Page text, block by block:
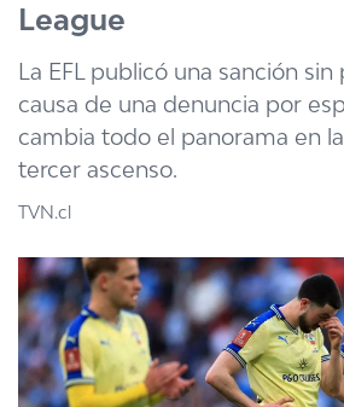
TVN VERTICAL
TVN PLAY
PROGRAMAS
NTV
ACTUALIDAD Y TENDENCIAS
CORPORATIVO Y
League
La EFL publicó una sanción
causa de una denuncia por
cambia todo el panorama en
tercer ascenso.
TVN.cl